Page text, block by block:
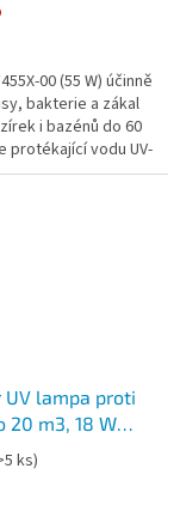
00 (55 W) účinně
bakterie a zákal
i bazénů do 60
protékající vodu UV-
čímž zajišťuje čistší,
UV lampa proti
20 m3, 18 W
00
ks)